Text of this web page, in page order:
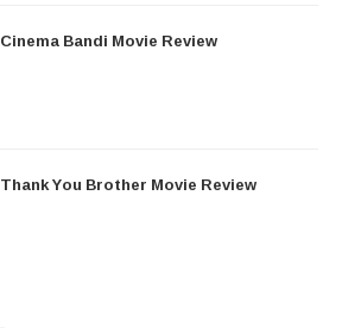
Cinema Bandi Movie Review
Thank You Brother Movie Review